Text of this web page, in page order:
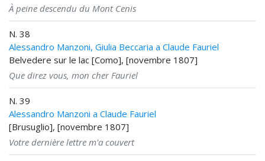
À peine descendu du Mont Cenis
N. 38
Alessandro Manzoni, Giulia Beccaria a Claude Fauriel
Belvedere sur le lac [Como], [novembre 1807]
Que direz vous, mon cher Fauriel
N. 39
Alessandro Manzoni a Claude Fauriel
[Brusuglio], [novembre 1807]
Votre dernière lettre m'a couvert